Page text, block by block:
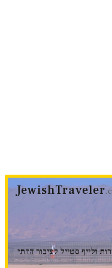
JewishTraveler
ולייף סטייל לציבור הדתי